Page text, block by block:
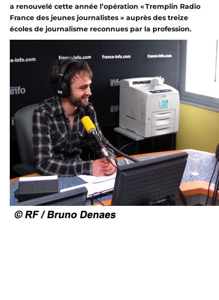
a renouvelé cette année l’opération « Tremplin Radio
France des jeunes journalistes » auprès des treize
écoles de journalisme reconnues par la profession.